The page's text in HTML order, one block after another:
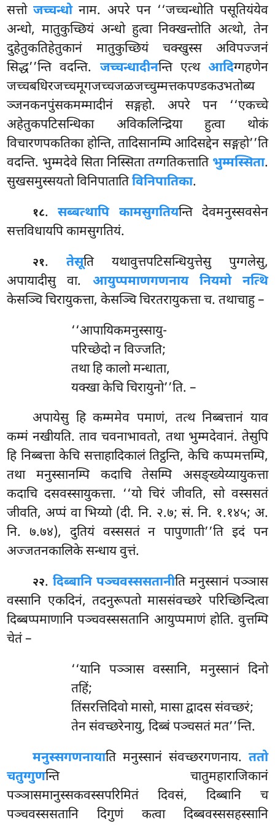
सत्तोजच्चन्धोनाम. अपरे पन ‘‘जच्चन्धोति पसूतियंयेव
अन्धो, मातुकुच्छियं अन्धो हुत्वा निक्खन्तोति अत्थो, तेन
दुहेतुकतिहेतुकानं मातुकुच्छियं चक्खुस्स अविपज्जनं
सिद्ध’’न्ति वदन्ति. जच्चन्धादीनन्ति एत्थ आदिग्गहणेन
जच्चबधिरजच्चमूगजच्चजळजच्चुम्मत्तकपण्डकउभतोब्य
ञ्जनकनपुंसकमम्मादीनं सङ्गहो. अपरे पन ‘‘एकच्चे
अहेतुकपटिसन्धिका अविकलिन्द्रिया हुत्वा थोकं
विचारणपकतिका होन्ति, तादिसानम्पि आदिसद्देन सङ्गहो’’ति
वदन्ति. भुम्मदेवे सिता निस्सिता तग्गतिकत्ताति भुम्मस्सिता.
सुखसमुस्सयतो विनिपातातिविनिपातिका.
१८.सब्बत्थापि कामसुगतियन्ति देवमनुस्सवसेन
सत्तविधायपि कामसुगतियं.
२१. तेसूति यथावुत्तपटिसन्धियुत्तेसु पुग्गलेसु,
अपायादीसु वा. आयुप्पमाणगणनाय नियमो नत्थि
केसञ्चि चिरायुकत्ता, केसञ्चि चिरतरायुकत्ता च. तथाचाहु –
‘‘आपायिकमनुस्सायु-
परिच्छेदो न विज्जति;
तथा हि कालो मन्धाता,
यक्खा केचि चिरायुनो’’ति. –
अपायेसु हि कम्ममेव पमाणं, तत्थ निब्बत्तानं याव
कम्मं नखीयति. ताव चवनाभावतो, तथा भुम्मदेवानं. तेसुपि
हि निब्बत्ता केचि सत्ताहादिकालं तिट्ठन्ति, केचि कप्पमत्तम्पि,
तथा मनुस्सानम्पि कदाचि तेसम्पि असङ्ख्येय्यायुकत्ता
कदाचि दसवस्सायुकत्ता. ‘‘यो चिरं जीवति, सो वस्ससतं
जीवति, अप्पं वा भिय्यो (दी. नि. २.७; सं. नि. १.१४५; अ.
नि. ७.७४), दुतियं वस्ससतं न पापुणाती’’ति इदं पन
अज्जतनकालिके सन्धाय वुत्तं.
२२. दिब्बानि पञ्चवस्ससतानीति मनुस्सानं पञ्ञास
वस्सानि एकदिनं, तदनुरूपतो माससंवच्छरे परिच्छिन्दित्वा
दिब्बप्पमाणानि पञ्चवस्ससतानि आयुप्पमाणं होति. वुत्तम्पि
चेतं –
‘‘यानि पञ्ञास वस्सानि, मनुस्सानं दिनो
तहिं;
तिंसरत्तिदिवो मासो, मासा द्वादस संवच्छरं;
तेन संवच्छरेनायु, दिब्बं पञ्चसतं मत’’न्ति.
मनुस्सगणनायाति मनुस्सानं संवच्छरगणनाय. ततो
चतुग्गुणन्ति चातुमहाराजिकानं
पञ्ञासमानुस्सकवस्सपरिमितं दिवसं, दिब्बानि च
पञ्चवस्ससतानि दिगुणं कत्वा दिब्बवस्ससहस्सानि